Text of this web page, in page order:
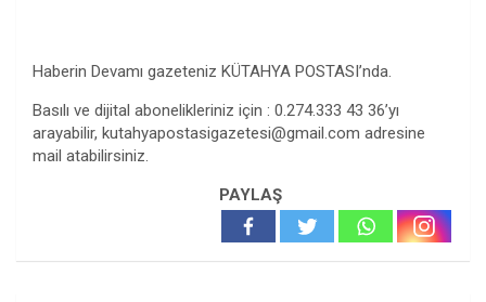
Haberin Devamı gazeteniz KÜTAHYA POSTASI’nda.
Basılı ve dijital abonelikleriniz için : 0.274.333 43 36’yı
arayabilir, kutahyapostasigazetesi@gmail.com adresine
mail atabilirsiniz.
PAYLAŞ